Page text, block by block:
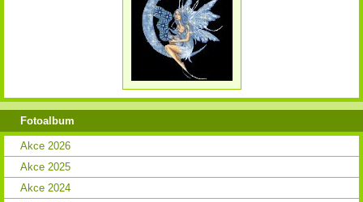
Fotoalbum
Akce 2026
Akce 2025
Akce 2024